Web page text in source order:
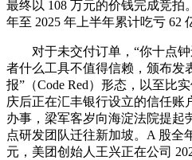
最终以 108 万元的价钱完成竞拍
年至 2025 年上半年累计吃亏 62
对于未交付订单，“你十点钟
者什么工具不值得信赖，颁布发
报”（Code Red）形态，以至比
庆后正在汇丰银行设立的信任账
办事，梁军客岁向海淀法院提起
点研发团队迁往新加坡。A 股全
元，美团创始人王兴正在公司